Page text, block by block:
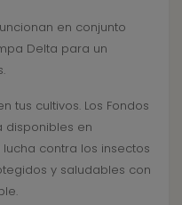
en conjunto
Delta para un
tus cultivos. Los Fondos
disponibles en
contra los insectos
y saludables con